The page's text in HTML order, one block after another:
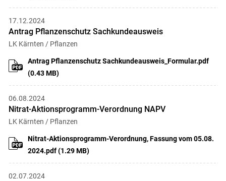
Antrag Pflanzenschutz Sachkundeausweis
LK Kärnten / Pflanzen
Antrag Pflanzenschutz Sachkundeausweis_Formular.pdf
(0.43 MB)
17.12.2024
Nitrat-Aktionsprogramm-Verordnung NAPV
LK Kärnten / Pflanzen
Nitrat-Aktionsprogramm-Verordnung, Fassung vom 05.08.
2024.pdf (1.29 MB)
06.08.2024
02.07.2024